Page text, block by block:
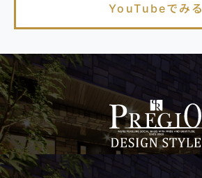
YouTubeでみる